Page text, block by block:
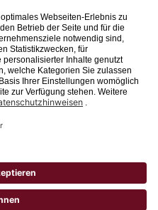
die RegionBodensee, Schwaben,
Jobs im Süden!
und Führungskräfte! Aktuelle
Zeitung, Gränzbote, Heuberger Bote
Südjob / jobsüd).
Bezeichnung schließen alle